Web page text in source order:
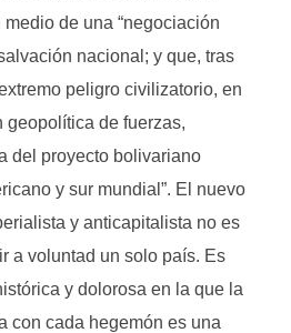
de una “negociación
nacional; y que, tras
peligro civilizatorio, en
geopolítica de fuerzas,
del proyecto bolivariano
y sur mundial”. El nuevo
y anticapitalista no es
a voluntad un solo país. Es
y dolorosa en la que la
con cada hegemón es una